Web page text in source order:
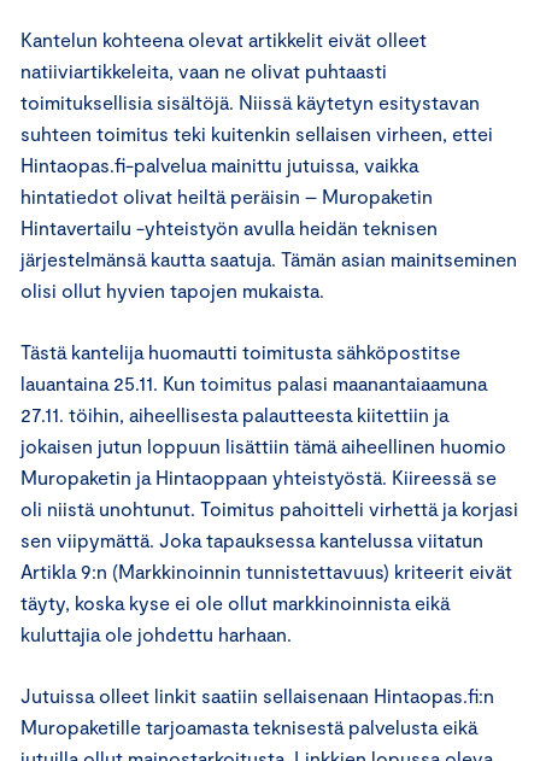
Kantelun kohteena olevat artikkelit eivät olleet
natiiviartikkeleita, vaan ne olivat puhtaasti
toimituksellisia sisältöjä. Niissä käytetyn esitystavan
suhteen toimitus teki kuitenkin sellaisen virheen, ettei
Hintaopas.fi-palvelua mainittu jutuissa, vaikka
hintatiedot olivat heiltä peräisin – Muropaketin
Hintavertailu -yhteistyön avulla heidän teknisen
järjestelmänsä kautta saatuja. Tämän asian mainitseminen
olisi ollut hyvien tapojen mukaista.
Tästä kantelija huomautti toimitusta sähköpostitse
lauantaina 25.11. Kun toimitus palasi maanantaiaamuna
27.11. töihin, aiheellisesta palautteesta kiitettiin ja
jokaisen jutun loppuun lisättiin tämä aiheellinen huomio
Muropaketin ja Hintaoppaan yhteistyöstä. Kiireessä se
oli niistä unohtunut. Toimitus pahoitteli virhettä ja korjasi
sen viipymättä. Joka tapauksessa kantelussa viitatun
Artikla 9:n (Markkinoinnin tunnistettavuus) kriteerit eivät
täyty, koska kyse ei ole ollut markkinoinnista eikä
kuluttajia ole johdettu harhaan.
Jutuissa olleet linkit saatiin sellaisenaan Hintaopas.fi:n
Muropaketille tarjoamasta teknisestä palvelusta eikä